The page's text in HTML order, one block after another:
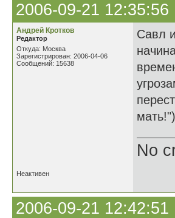
2006-09-21 12:35:56
Андрей Кротков
Редактор
Откуда: Москва
Зарегистрирован: 2006-04-06
Сообщений: 15638
Савл
мать!")
No
Неактивен
2006-09-21 12:42:51